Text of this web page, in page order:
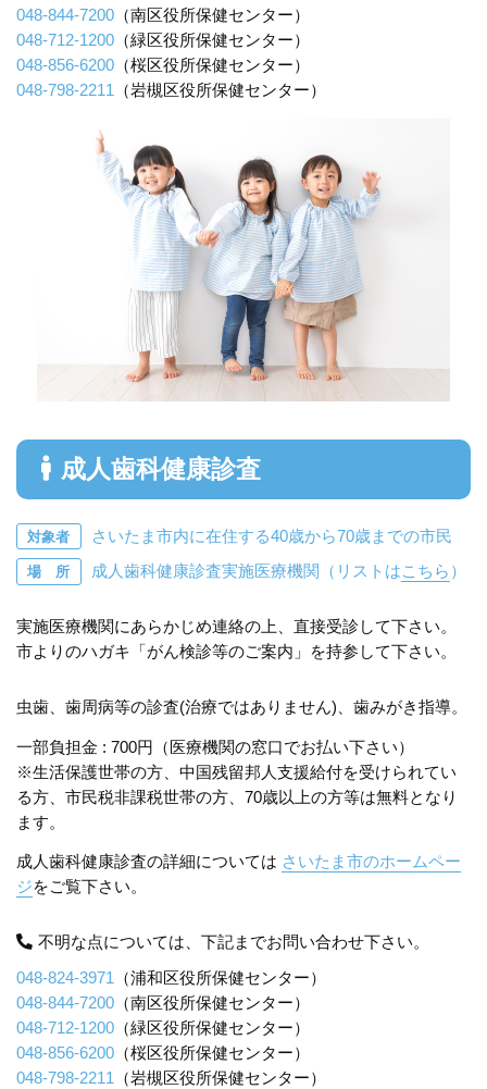
048-844-7200 （南区役所保健センター）
048-712-1200 （緑区役所保健センター）
048-856-6200 （桜区役所保健センター）
048-798-2211
（岩槻区役所保健センター）
成人歯科健康診査
対象者 さいたま市内に在住する40歳から70歳までの市民
場 所 成人歯科健康診査実施医療機関（リストはこちら ）
実施医療機関にあらかじめ連絡の上、直接受診して下さい。
市よりのハガキ「がん検診等のご案内」を持参して下さい。
虫歯、歯周病等の診査(治療ではありません)、歯みがき指導。
一部負担金 : 700円（医療機関の窓口でお払い下さい）
※生活保護世帯の方、中国残留邦人支援給付を受けられてい
る方、市民税非課税世帯の方、70歳以上の方等は無料となり
ます。
成人歯科健康診査の詳細については さいたま市のホームペー
ジをご覧下さい。
不明な点については、下記までお問い合わせ下さい。
048-824-3971
（浦和区役所保健センター）
048-844-7200 （南区役所保健センター）
048-712-1200 （緑区役所保健センター）
048-856-6200 （桜区役所保健センター）
048-798-2211
（岩槻区役所保健センター）